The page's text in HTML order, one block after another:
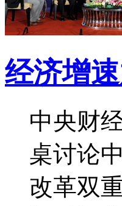
经济增
中央财
桌讨论
改革双